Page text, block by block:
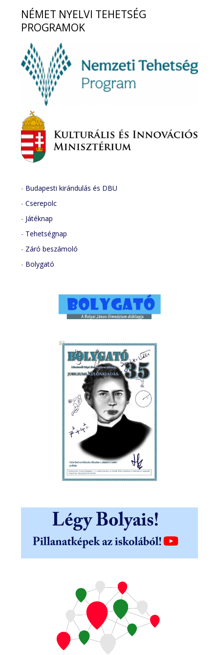
NÉMET NYELVI TEHETSÉG
PROGRAMOK
- Budapesti kirándulás és DBU
-Cserepolc
- Játéknap
- Tehetségnap
- Záró beszámoló
- Bolygató